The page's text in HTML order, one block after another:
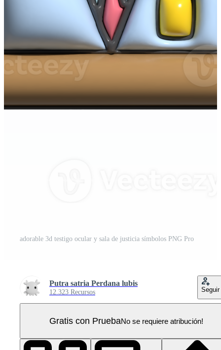
adorable 3d testigo ocular y sala de justicia símbolos PNG Pro
Putra satria Perdana lubis
12.323 Recursos Seguir
Gratis con PruebaNo se requiere atribución!